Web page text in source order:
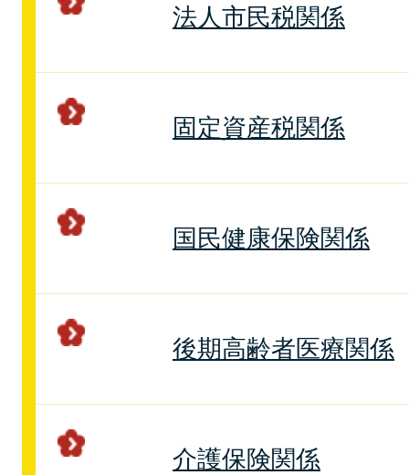
法人市民税関係
固定資産税関係
国民健康保険関係
後期高齢者医療関係
介護保険関係